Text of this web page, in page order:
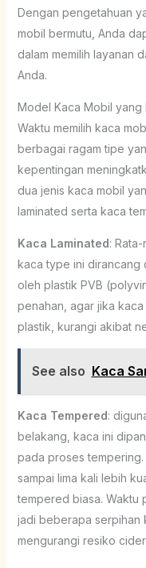
Dengan pengetahuan
mobil bermutu, Anda
dalam memilih layanan
Anda.
Model Kaca Mobil yang
Waktu memilih kaca
berbagai ragam tipe
kepentingan
dua jenis kaca mobil
laminated serta kaca
Kaca Laminated:
kaca type ini dirancang
oleh plastik PVB
penahan, agar jika
plastik, kurangi akibat
See also Kaca
Kaca Tempered:
belakang, kaca ini
pada proses
sampai lima kali lebih
tempered biasa. Waktu
jadi beberapa serpihan
mengurangi resiko